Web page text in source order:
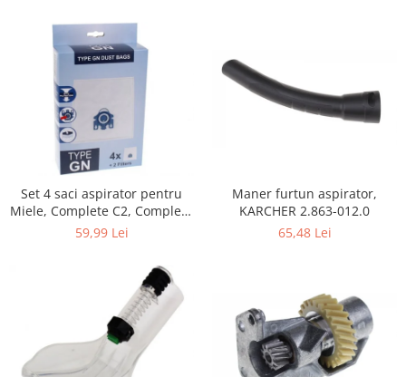
Televizoare & accesorii
Ambalaje cadouri
Cadouri
Curatenie si intretinere
Set 4 saci aspirator pentru
Miele, Complete C2, Complete
C3, Classic C1, S8, S5, S2,
59,99 Lei
Maner furtun aspirator,
KARCHER 2.863-012.0
65,48 Lei